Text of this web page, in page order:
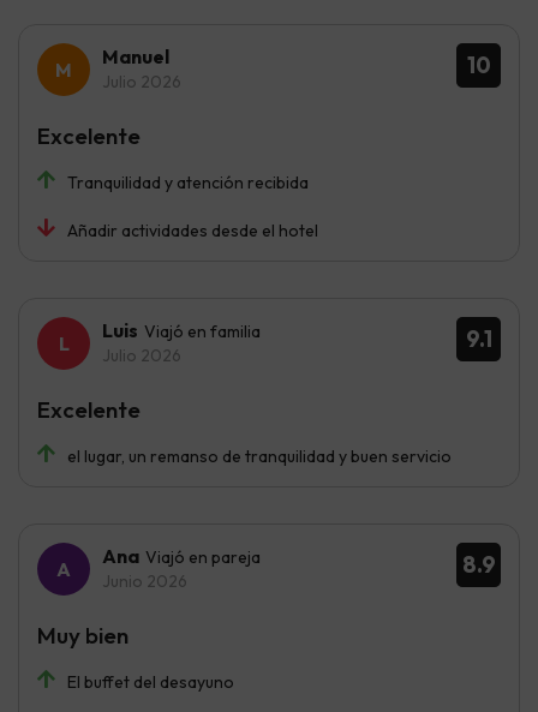
10
Manuel
Julio 2026
Tranquilidad y atención recibida
Añadir actividades desde el hotel
Excelente
9.1
Luis Viajó en familia
Julio 2026
el lugar, un remanso de tranquilidad y buen servicio
Excelente
8.9
Ana Viajó en pareja
Junio 2026
El buffet del desayuno
Muy bien